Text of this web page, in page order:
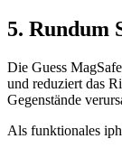
5. Rundum
Die Guess
und reduziert das
Gegenstände
Als funktionales